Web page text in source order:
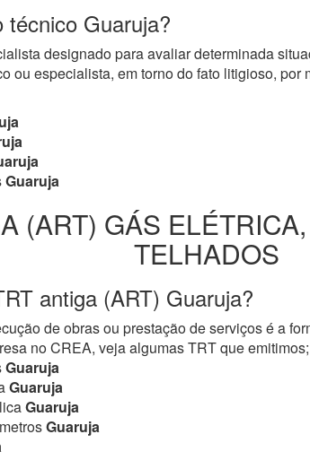
técnico Guaruja?
designado para avaliar determinada
ou especialista, em torno do fato litigioso,
Guaruja
(ART) GÁS
TELHADOS
antiga (ART) Guaruja?
de obras ou prestação de serviços é a
no CREA, veja algumas TRT que emitimos;
Guaruja
Guaruja
Guaruja
Guaruja